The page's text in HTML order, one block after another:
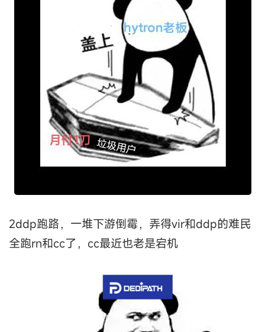
2ddp跑路，一堆下游倒霉，弄得vir和ddp的难民
全跑rn和cc了，cc最近也老是宕机